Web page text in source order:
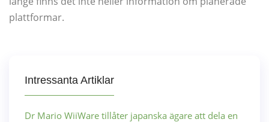
plattformar.
Intressanta Artiklar
Dr Mario WiiWare tillåter japanska ägare att dela en